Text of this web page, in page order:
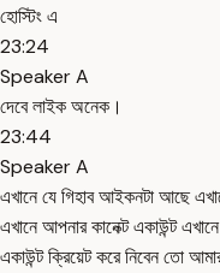
হোস্টিং এ
23:24
Speaker A
দেবে লাইক অনেক।
23:44
Speaker A
এখানে যে গিহাব আইকনটা আছে
এখানে আপনার কানেক্ট একাউন্ট
একাউন্ট ক্রিয়েট করে নিবেন তো